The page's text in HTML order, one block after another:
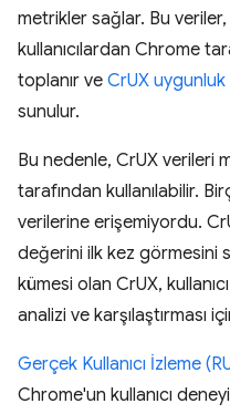
metrikler sağlar. Bu
kullanıcılardan Chrome
toplanır ve CrUX
sunulur.
Bu nedenle, CrUX verileri
tarafından kullanılabilir.
verilerine erişemiyordu.
değerini ilk kez görmesini
kümesi olan CrUX,
analizi ve karşılaştırması
Gerçek Kullanıcı İzleme
Chrome'un kullanıcı